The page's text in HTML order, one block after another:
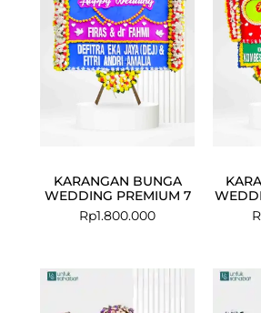
KARANGAN BUNGA
WEDDING PREMIUM 7
Rp1.800.000